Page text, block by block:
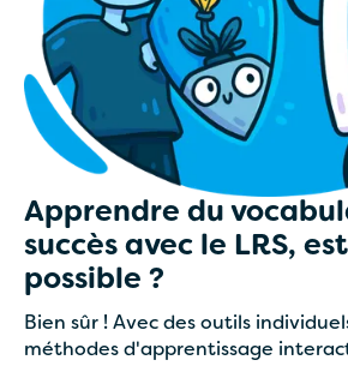
Apprendre du
succès avec le LRS,
possible ?
Bien sûr ! Avec des outils
méthodes d'apprentissage